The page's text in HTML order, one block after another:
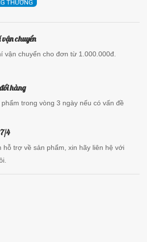
vận chuyển
vận chuyển cho đơn từ 1.000.000đ.
hàng
trong vòng 3 ngày nếu có vấn đề
4
hỗ trợ về sản phẩm, xin hãy liên hệ với